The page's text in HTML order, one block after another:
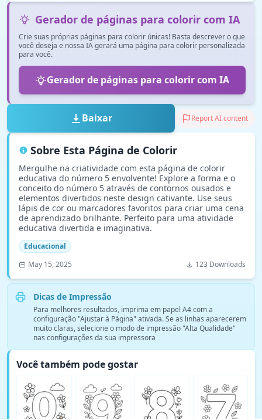
Gerador de páginas para colorir com IA
Crie suas próprias páginas para colorir únicas! Basta descrever o que
você deseja e nossa IA gerará uma página para colorir personalizada
para você.
Gerador de páginas para colorir com IA
Baixar Report AI content
Sobre Esta Página de Colorir
Mergulhe na criatividade com esta página de colorir
educativa do número 5 envolvente! Explore a forma e o
conceito do número 5 através de contornos ousados e
elementos divertidos neste design cativante. Use seus
lápis de cor ou marcadores favoritos para criar uma cena
de aprendizado brilhante. Perfeito para uma atividade
educativa divertida e imaginativa.
Educacional
May 15, 2025
123 Downloads
Dicas de Impressão
Para melhores resultados, imprima em papel A4 com a
configuração "Ajustar à Página" ativada. Se as linhas aparecerem
muito claras, selecione o modo de impressão "Alta Qualidade"
nas configurações da sua impressora
Você também pode gostar